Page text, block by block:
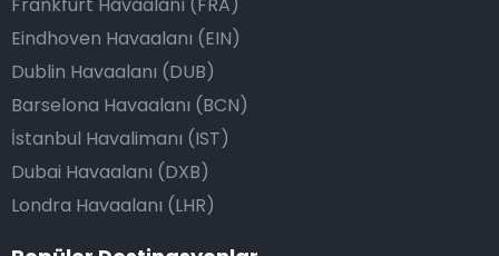
Eindhoven Havaalanı (EIN)
Dublin Havaalanı (DUB)
Barselona Havaalanı (BCN)
İstanbul Havalimanı (IST)
Dubai Havaalanı (DXB)
Londra Havaalanı (LHR)